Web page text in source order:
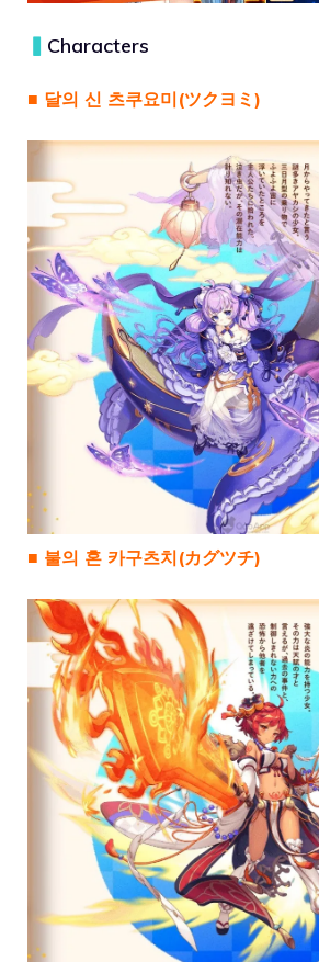
▍ Characters
■ 달의 신 츠쿠요미(ツクヨミ)
■ 불의 혼 카구츠치(カグツチ)